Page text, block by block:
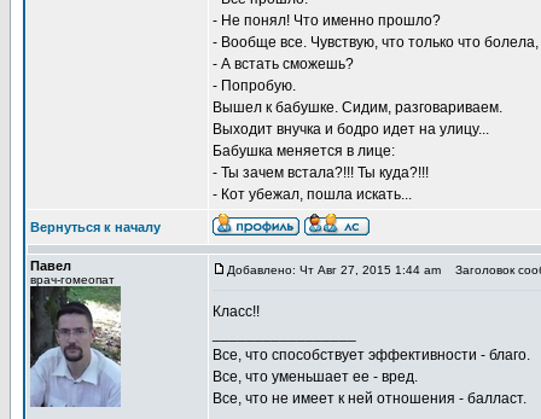
- Не понял! Что именно прошло?
- Вообще все. Чувствую, что только что
- А встать сможешь?
- Попробую.
Вышел к бабушке. Сидим, разговариваем.
Выходит внучка и бодро идет на улицу...
Бабушка меняется в лице:
- Ты зачем встала?!!! Ты куда?!!!
- Кот убежал, пошла искать...
Вернуться к началу
Павел
врач-гомеопат
Добавлено: Чт Авг 27, 2015 1:44 am Заголовок
Класс!!
Все, что способствует эффективности - благо.
Все, что уменьшает ее - вред.
Все, что не имеет к ней отношения - балласт.